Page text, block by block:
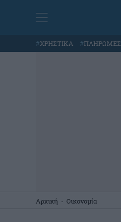
#ΧΡΗΣΤΙΚΑ #ΠΛΗΡΩΜΕΣ
Αρχική - Οικονομία